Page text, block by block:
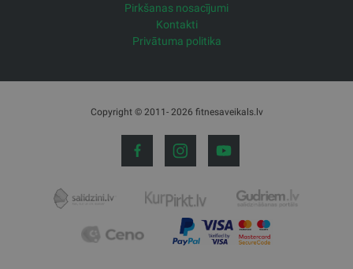
Pirkšanas nosacījumi
Kontakti
Privātuma politika
Copyright © 2011- 2026 fitnesaveikals.lv